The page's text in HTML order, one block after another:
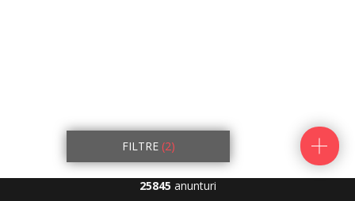
FILTRE (2)
25845 anunturi